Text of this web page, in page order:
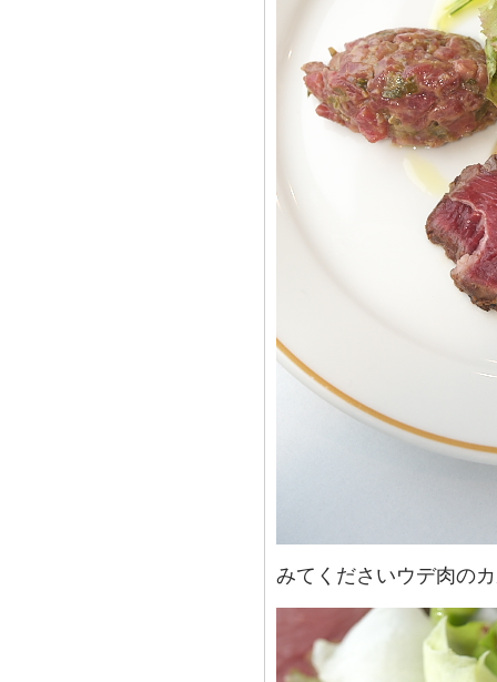
みてくださいウデ肉の